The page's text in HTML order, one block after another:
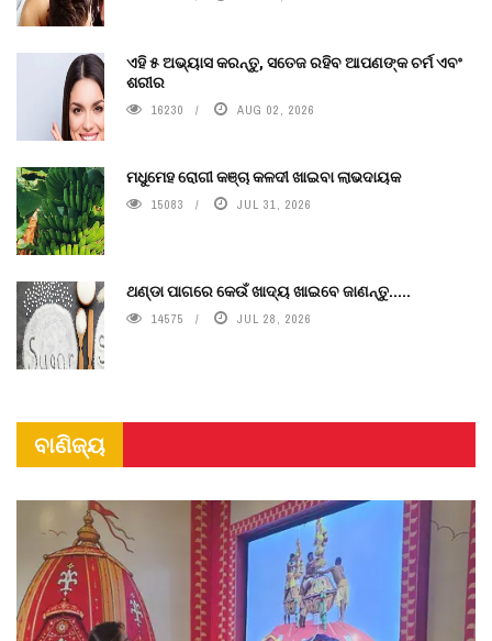
ଏହି ୫ ଅଭ୍ୟାସ କରନ୍ତୁ, ସତେଜ ରହିବ ଆପଣଙ୍କ ଚର୍ମ ଏବଂ
ଶରୀର
16230 AUG 02, 2026
ମଧୁମେହ ରୋଗୀ କଞ୍ଚା କଳଦୀ ଖାଇବା ଲାଭଦାୟକ
15083 JUL 31, 2026
ଥଣ୍ଡା ପାଗରେ କେଉଁ ଖାଦ୍ୟ ଖାଇବେ ଜାଣନ୍ତୁ.....
14575 JUL 28, 2026
ବାଣିଜ୍ୟ